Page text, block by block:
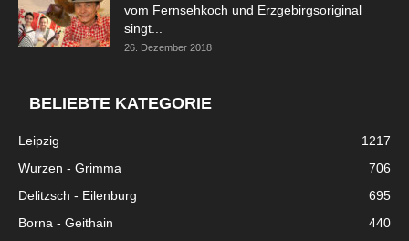
vom Fernsehkoch und Erzgebirgsoriginal
singt...
26. Dezember 2018
BELIEBTE KATEGORIE
Leipzig
1217
Wurzen - Grimma
706
Delitzsch - Eilenburg
695
Borna - Geithain
440